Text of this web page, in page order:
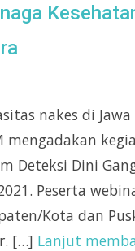
nakes di
mengadakan
Deteksi Dini
Peserta
Kota dan
[…] Lanjut